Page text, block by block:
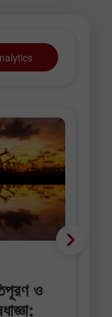
ও
30% Bonus
InstaForex Club bonus